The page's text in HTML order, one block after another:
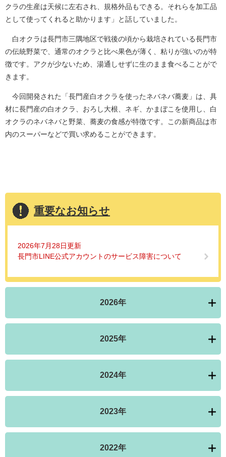
クラの生産は天候に左右され、規格外品もできる。それらを加工品
として使ってくれると助かります」と話していました。
白オクラは長門市三隅地区で戦後の頃から栽培されている長門市
の伝統野菜で、通常のオクラと比べ果色が薄く、粘りが強いのが特
徴です。アクが少ないため、湯通しせずに生のまま食べることがで
きます。
今回開発された「長門産白オクラを使ったネバネバ蕎麦」は、具
材に長門産の白オクラ、おろし大根、ネギ、かまぼこを使用し、白
オクラのネバネバと野菜、蕎麦の食感が特徴です。この新商品は市
内のスーパーなどで買い求めることができます。
重要なお知らせ
2026年7月28日更新
長門市LINE公式アカウントのサービス障害について
2026年
2025年
2024年
2023年
2022年